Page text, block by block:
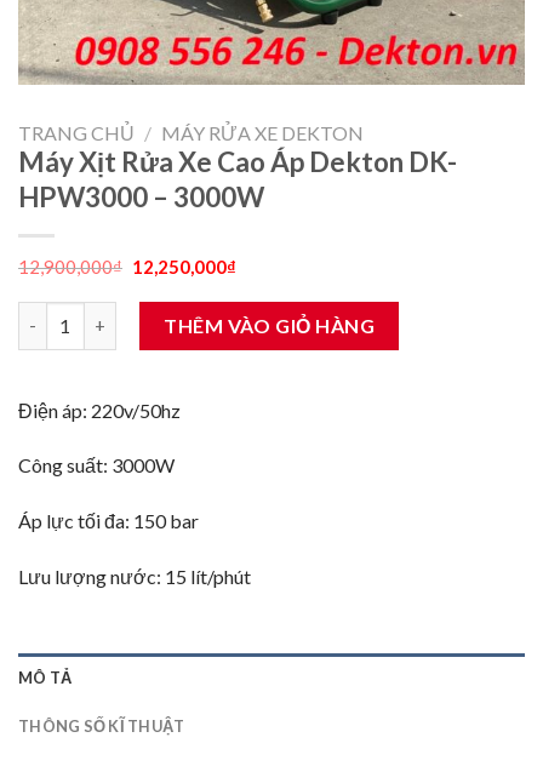
TRANG CHỦ / MÁY RỬA XE DEKTON
Máy Xịt Rửa Xe Cao Áp Dekton DK-
HPW3000 – 3000W
12,900,000₫ Giá
gốc
là:
12,900,000₫.
12,250,000₫Giá
tại
là:
Máy Xịt Rửa Xe Cao Áp Dekton DK-HPW3000 - 3000W số lượng
THÊM VÀO GIỎ HÀNG
Điện áp: 220v/50hz
Công suất: 3000W
Áp lực tối đa: 150 bar
Lưu lượng nước: 15 lít/phút
MÔ TẢ
THÔNG SỐ KĨ THUẬT